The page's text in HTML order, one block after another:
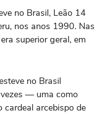
no Brasil, Leão 14
nos anos 1990. Nas
superior geral, em
no Brasil
— uma como
arcebispo de